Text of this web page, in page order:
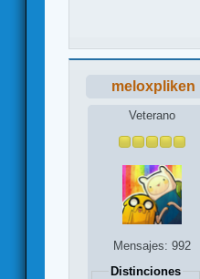
meloxpliken
Veterano
Mensajes: 992
Distinciones